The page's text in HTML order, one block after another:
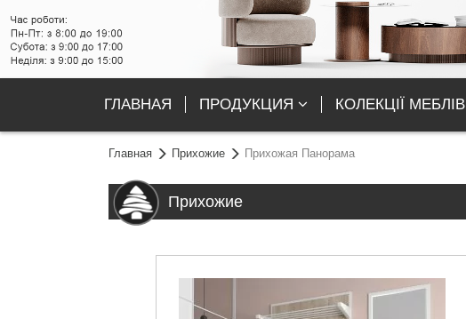
ГЛАВНАЯ ПРОДУКЦИЯ КОЛЕКЦІЇ МЕБЛІВ
Главная Прихожие Прихожая Панорама
Прихожие